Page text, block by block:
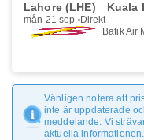
Lahore (LHE) Kuala
mån 21 sep. Direkt
Batik Air
Vänligen notera att
inte är uppdaterade
meddelande. Vi
aktuella informationen.